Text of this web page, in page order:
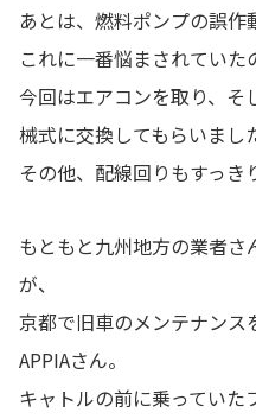
あとは、燃料ポンプの誤作
これに一番悩まされていた
今回はエアコンを取り、
械式に交換してもらいまし
その他、配線回りもすっき
もともと九州地方の業者
が、
京都で旧車のメンテナンス
APPIAさん。
キャトルの前に乗っていた